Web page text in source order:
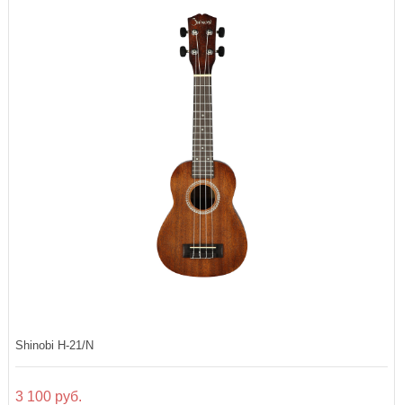
Shinobi H-21/N
3 100 руб.